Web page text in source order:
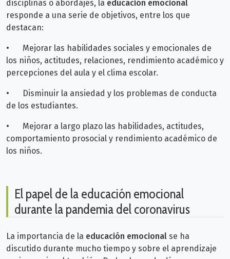
disciplinas o abordajes, la educación emocional
responde a una serie de objetivos, entre los que
destacan:
•
Mejorar las habilidades sociales y emocionales de
los niños, actitudes, relaciones, rendimiento académico y
percepciones del aula y el clima escolar.
•
Disminuir la ansiedad y los problemas de conducta
de los estudiantes.
•
Mejorar a largo plazo las habilidades, actitudes,
comportamiento prosocial y rendimiento académico de
los niños.
El papel de la educación emocional
durante la pandemia del coronavirus
La importancia de la educación emocional se ha
discutido durante mucho tiempo y sobre el aprendizaje